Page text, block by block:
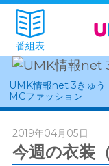
番組表
UMK情報net 3きゅう
MCファッション
2019年04月05日
今週の衣装